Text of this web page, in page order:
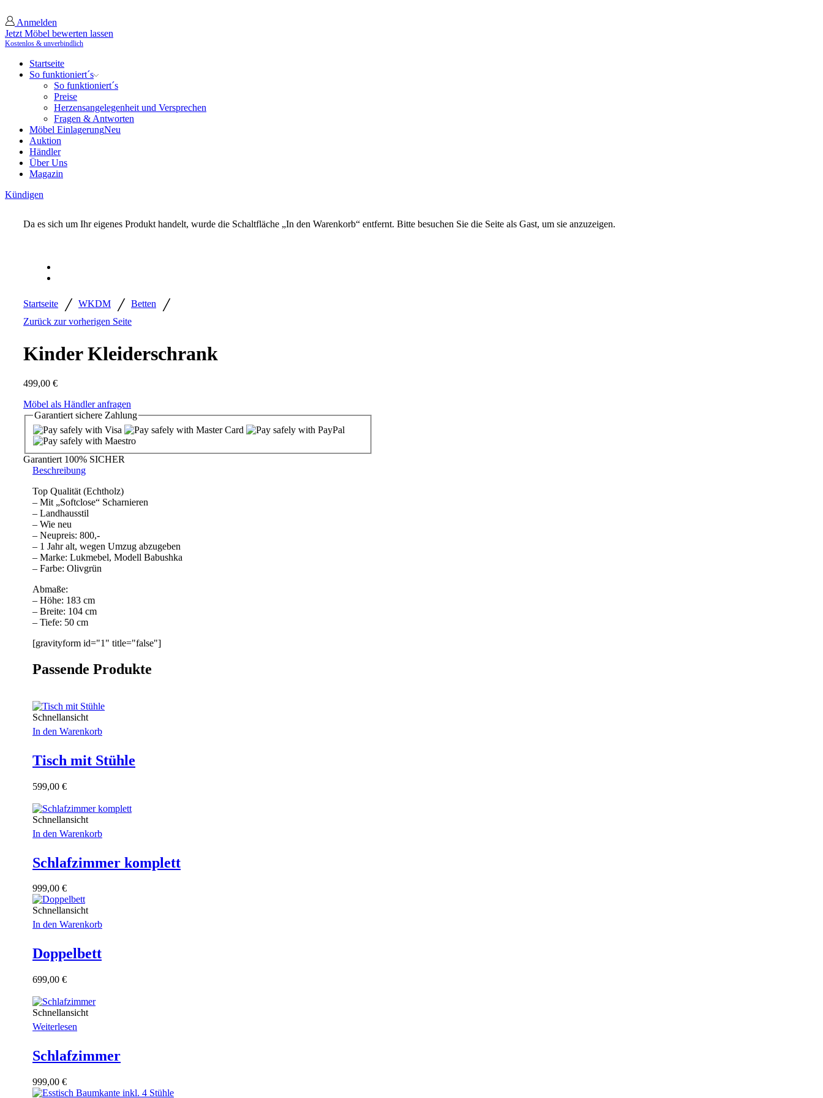
Anmelden
Jetzt Möbel bewerten lassen
Kostenlos & unverbindlich
Startseite
So funktioniert´s
So funktioniert´s
Preise
Herzensangelegenheit und Versprechen
Fragen & Antworten
Möbel EinlagerungNeu
Auktion
Händler
Über Uns
Magazin
Kündigen
Da es sich um Ihr eigenes Produkt handelt, wurde die Schaltfläche „In den Warenkorb“ entfernt. Bitte besuchen Sie die Seite als Gast, um sie anzuzeigen.
Startseite / WKDM / Betten /
Zurück zur vorherigen Seite
Kinder Kleiderschrank
499,00 €
Möbel als Händler anfragen
Garantiertsichere Zahlung
Garantiert 100% SICHER
Beschreibung
Top Qualität (Echtholz)
– Mit „Softclose“ Scharnieren
– Landhausstil
– Wie neu
– Neupreis: 800,-
– 1 Jahr alt, wegen Umzug abzugeben
– Marke: Lukmebel, Modell Babushka
– Farbe: Olivgrün
Abmaße:
– Höhe: 183 cm
– Breite: 104 cm
– Tiefe: 50 cm
[gravityform id="1" title="false"]
Passende Produkte
Schnellansicht
In den Warenkorb
Tisch mit Stühle
599,00 €
Schnellansicht
In den Warenkorb
Schlafzimmer komplett
999,00 €
Schnellansicht
In den Warenkorb
Doppelbett
699,00 €
Schnellansicht
Weiterlesen
Schlafzimmer
999,00 €